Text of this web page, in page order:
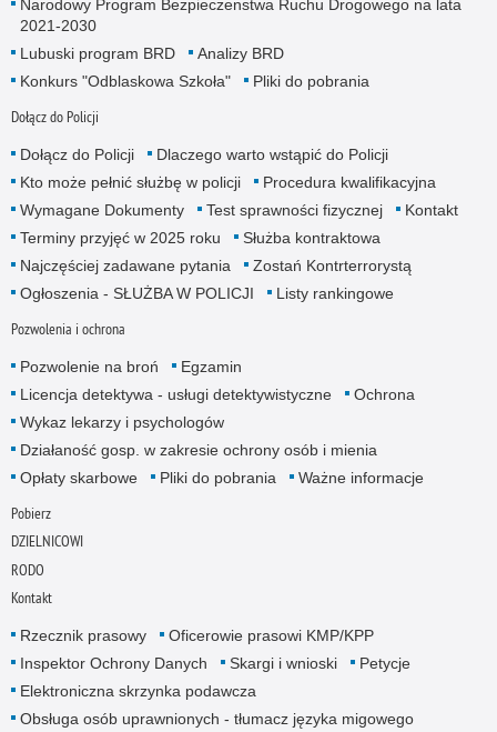
Narodowy Program Bezpieczenstwa Ruchu Drogowego na lata
2021-2030
Lubuski program BRD
Analizy BRD
Konkurs "Odblaskowa Szkoła"
Pliki do pobrania
Dołącz do Policji
Dołącz do Policji
Dlaczego warto wstąpić do Policji
Kto może pełnić służbę w policji
Procedura kwalifikacyjna
Wymagane Dokumenty
Test sprawności fizycznej
Kontakt
Terminy przyjęć w 2025 roku
Służba kontraktowa
Najczęściej zadawane pytania
Zostań Kontrterrorystą
Ogłoszenia - SŁUŻBA W POLICJI
Listy rankingowe
Pozwolenia i ochrona
Pozwolenie na broń
Egzamin
Licencja detektywa - usługi detektywistyczne
Ochrona
Wykaz lekarzy i psychologów
Działaność gosp. w zakresie ochrony osób i mienia
Opłaty skarbowe
Pliki do pobrania Ważne informacje
Pobierz
DZIELNICOWI
RODO
Kontakt
Rzecznik prasowy
Oficerowie prasowi KMP/KPP
Inspektor Ochrony Danych
Skargi i wnioski
Petycje
Elektroniczna skrzynka podawcza
Obsługa osób uprawnionych - tłumacz języka migowego